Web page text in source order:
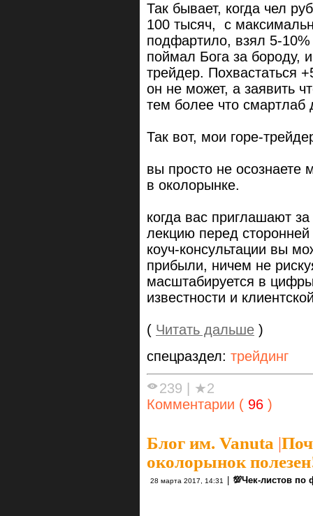
Так бывает, когда чел
100 тысяч, с
подфартило, взял 5-
поймал Бога за бороду,
трейдер. Похвастаться
он не может, а заявить
тем более что смартлаб
Так вот, мои горе-
вы просто не
в околорынке.
когда вас приглашают
лекцию перед сторонней
коуч-консультации вы
прибыли, ничем не
масштабируется в
известности и
( Читать дальше )
спецраздел: трейдинг
239 | ★2
Комментарии ( 96 )
Блог им. Vanuta |
околорынок
28 марта 2017, 14:31 | 💯Чек-листов